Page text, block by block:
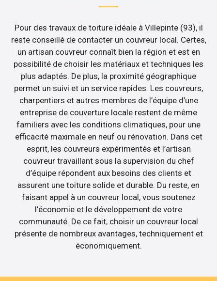
Pour des travaux de toiture idéale à Villepinte (93), il
reste conseillé de contacter un couvreur local. Certes,
un artisan couvreur connaît bien la région et est en
possibilité de choisir les matériaux et techniques les
plus adaptés. De plus, la proximité géographique
permet un suivi et un service rapides. Les couvreurs,
charpentiers et autres membres de l’équipe d’une
entreprise de couverture locale restent de même
familiers avec les conditions climatiques, pour une
efficacité maximale en neuf ou rénovation. Dans cet
esprit, les couvreurs expérimentés et l’artisan
couvreur travaillant sous la supervision du chef
d’équipe répondent aux besoins des clients et
assurent une toiture solide et durable. Du reste, en
faisant appel à un couvreur local, vous soutenez
l’économie et le développement de votre
communauté. De ce fait, choisir un couvreur local
présente de nombreux avantages, techniquement et
économiquement.